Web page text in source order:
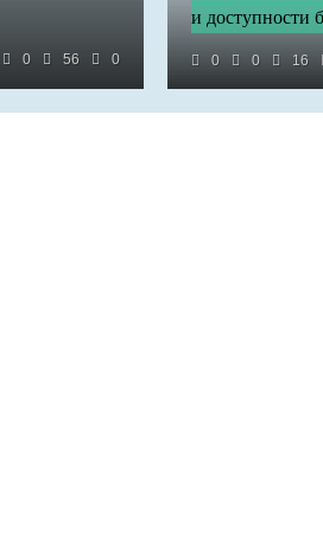
0 56 0
и доступности
0 0 16